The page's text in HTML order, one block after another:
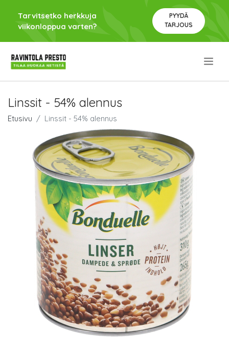
Tarvitsetko herkkuja
viikonloppua varten?
PYYDÄ
TARJOUS
Linssit - 54% alennus
Etusivu Linssit - 54% alennus